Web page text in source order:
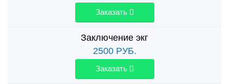
Заказать
Заключение экг
2500РУБ.
Заказать